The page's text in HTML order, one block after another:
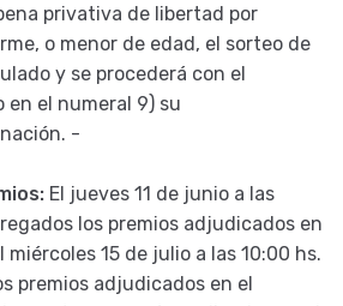
privativa de libertad por
o menor de edad, el sorteo de
y se procederá con el
en el numeral 9) su
-
El jueves 11 de junio a las
los premios adjudicados en
miércoles 15 de julio a las 10:00 hs.
premios adjudicados en el